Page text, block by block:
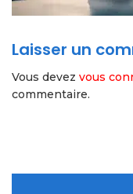
Laisser un
Vous devez vous
commentaire.